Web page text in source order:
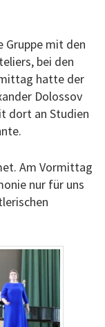
Gruppe mit den
bei den
hatte der
Dolossov
dort an Studien
Am Vormittag
nur für uns